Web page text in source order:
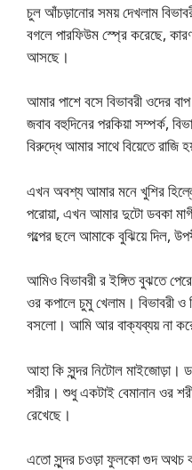
চুল আঁচড়ানোর সময় দেখলাম
বগলে পারফিউম স্প্রে করেছে,
আসছে।
আমার পাশে বসে বিভাবরী ওদের
জবাব বহুদিনের পরকিয়া সম্পর্ক,
বিরুদ্ধে আমার সাথে বিয়েতে রাজি
এখন অবশ্য আমার মনে খুশির
পরোয়া, এখন আমার দুটো ডবকা
গল্পের ছলে আমাকে বুঝিয়ে দিল,
আমিও বিভাবরী র ইঙ্গিত বুঝতে
ওর কপালে চুমু খেলাম। বিভাবরী ও
বসলো। আমি আর বাক্যব্যয় না
আহা কি সুন্দর নিটোল মাইজোড়া।
শরীর। শুধু একটাই বেমানান ওর
রেখেছে।
এতো সুন্দর চওড়া ফুলকো গুদ অথচ